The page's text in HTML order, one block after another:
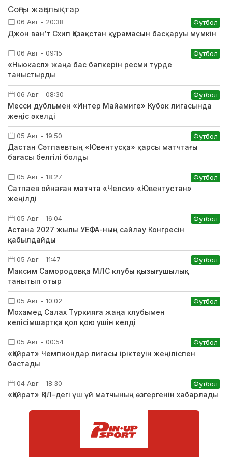
Соңғы жаңалықтар
06 Авг - 20:38 Футбол
Джон ван’т Схип Қазақстан құрамасын басқаруы мүмкін
06 Авг - 09:15 Футбол
«Ньюкасл» жаңа бас бапкерін ресми түрде
таныстырды
06 Авг - 08:30 Футбол
Месси дубльмен «Интер Майамиге» Кубок лигасында
жеңіс әкелді
05 Авг - 19:50 Футбол
Дастан Сәтпаевтың «Ювентусқа» қарсы матчтағы
бағасы белгілі болды
05 Авг - 18:27 Футбол
Сатпаев ойнаған матчта «Челси» «Ювентустан»
жеңілді
05 Авг - 16:04 Футбол
Астана 2027 жылы УЕФА-ның сайлау Конгресін
қабылдайды
05 Авг - 11:47 Футбол
Максим Самородовқа МЛС клубы қызығушылық
танытып отыр
05 Авг - 10:02 Футбол
Мохамед Салах Түркияға жаңа клубымен
келісімшартқа қол қою үшін келді
05 Авг - 00:54 Футбол
«Қайрат» Чемпиондар лигасы іріктеуін жеңіліспен
бастады
04 Авг - 18:30 Футбол
«Қайрат» ҚПЛ-дегі үш үй матчының өзгергенін хабарлады